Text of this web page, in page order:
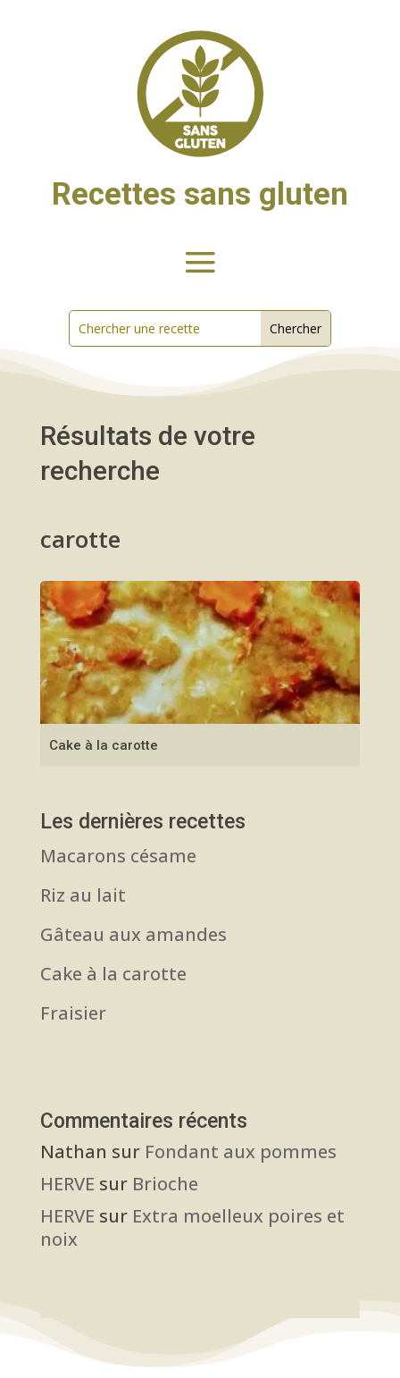
Recettes sans gluten
Résultats de votre
recherche
carotte
Cake à la carotte
Les dernières recettes
Macarons césame
Riz au lait
Gâteau aux amandes
Cake à la carotte
Fraisier
Commentaires récents
Nathan sur Fondant aux pommes
HERVE sur Brioche
HERVE sur Extra moelleux poires et
noix